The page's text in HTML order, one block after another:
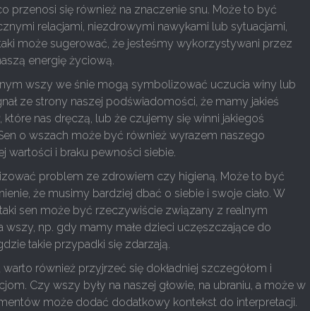
przenosi się również na znaczenie snu. Może to być
relacjami, niezdrowymi nawykami lub sytuacjami,
może sugerować, że jesteśmy wykorzystywani przez
energię życiową.
wszy we śnie mogą symbolizować uczucia winy lub
ze strony naszej podświadomości, że mamy jakieś
nas dręczą, lub że czujemy się winni jakiegoś
o wszach może być również wyrazem naszego
wartości i braku pewności siebie.
problem ze zdrowiem czy higieną. Może to być
że musimy bardziej dbać o siebie i swoje ciało. W
sen może być rzeczywiście związany z realnym
wszy, np. gdy mamy małe dzieci uczęszczające do
takie przypadki się zdarzają.
również przyjrzeć się dokładniej szczegółom i
Czy wszy były na naszej głowie, na ubraniu, a może w
może dodać dodatkowy kontekst do interpretacji.